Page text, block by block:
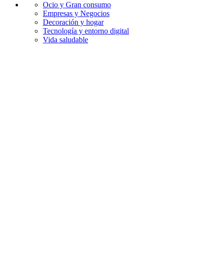
Ocio y Gran consumo
Empresas y Negocios
Decoración y hogar
Tecnología y entorno digital
Vida saludable